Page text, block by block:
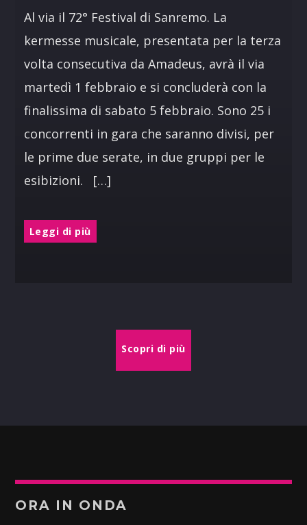
Al via il 72° Festival di Sanremo. La
kermesse musicale, presentata per la terza
volta consecutiva da Amadeus, avrà il via
martedì 1 febbraio e si concluderà con la
finalissima di sabato 5 febbraio. Sono 25 i
concorrenti in gara che saranno divisi, per
le prime due serate, in due gruppi per le
esibizioni. […]
Leggi di più
Scopri di più
ORA IN ONDA